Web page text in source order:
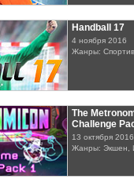
Handball 17
4 ноября 2016
Жанры:
The
Challenge
13 октября 2016
Жанры: Экшен,